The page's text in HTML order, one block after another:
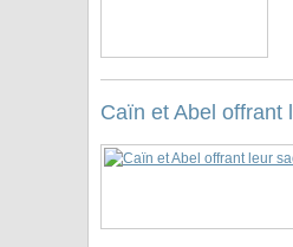
Caïn et Abel offrant